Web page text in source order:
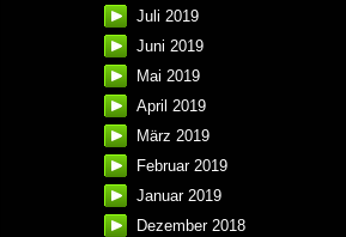
Juli 2019
Juni 2019
Mai 2019
April 2019
März 2019
Februar 2019
Januar 2019
Dezember 2018